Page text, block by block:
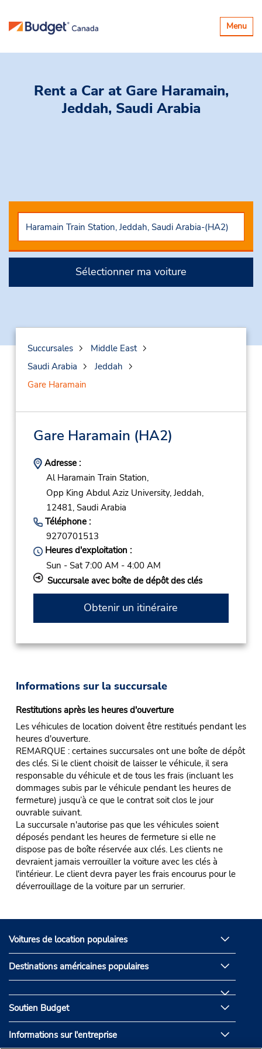
Basculer
la
Menu
Rent a Car at Gare Haramain,
Jeddah, Saudi Arabia
Sélectionner ma voiture
Succursales
Middle East
Saudi Arabia
Jeddah
Gare Haramain
Gare Haramain (HA2)
Adresse :
Al Haramain Train Station,
Opp King Abdul Aziz University, Jeddah,
12481, Saudi Arabia
Téléphone :
9270701513
Heures d'exploitation :
Sun - Sat 7:00 AM - 4:00 AM
Succursale avec boîte de dépôt des clés
Obtenir un itinéraire
Informations sur la succursale
Restitutions après les heures d'ouverture
Les véhicules de location doivent être restitués pendant les
heures d'ouverture.
REMARQUE : certaines succursales ont une boîte de dépôt
des clés. Si le client choisit de laisser le véhicule, il sera
responsable du véhicule et de tous les frais (incluant les
dommages subis par le véhicule pendant les heures de
fermeture) jusqu’à ce que le contrat soit clos le jour
ouvrable suivant.
La succursale n'autorise pas que les véhicules soient
déposés pendant les heures de fermeture si elle ne
dispose pas de boîte réservée aux clés. Les clients ne
devraient jamais verrouiller la voiture avec les clés à
l'intérieur. Le client devra payer les frais encourus pour le
déverrouillage de la voiture par un serrurier.
Voitures de location populaires
Destinations américaines populaires
Soutien Budget
Informations sur l'entreprise